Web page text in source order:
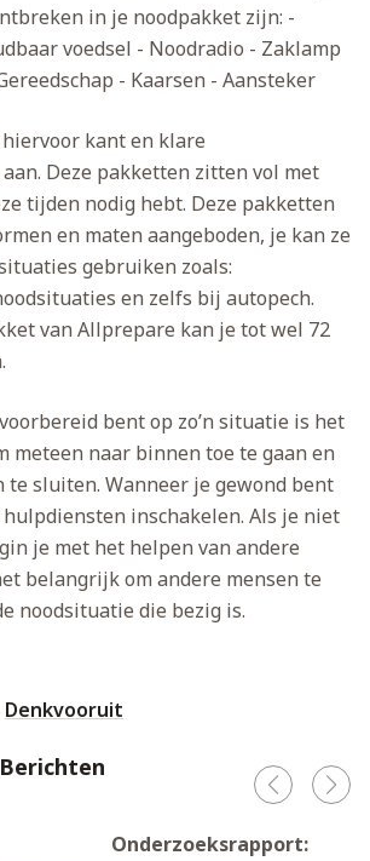
in je noodpakket zijn: -
voedsel - Noodradio - Zaklamp
- Kaarsen - Aansteker
kant en klare
aan. Deze pakketten zitten vol met
tijden nodig hebt. Deze pakketten
en maten aangeboden, je kan ze
gebruiken zoals:
en zelfs bij autopech.
van Allprepare kan je tot wel 72
bent op zo’n situatie is het
meteen naar binnen toe te gaan en
te sluiten. Wanneer je gewond bent
inschakelen. Als je niet
je met het helpen van andere
belangrijk om andere mensen te
noodsituatie die bezig is.
Denkvooruit
Onderzoeksrapport: